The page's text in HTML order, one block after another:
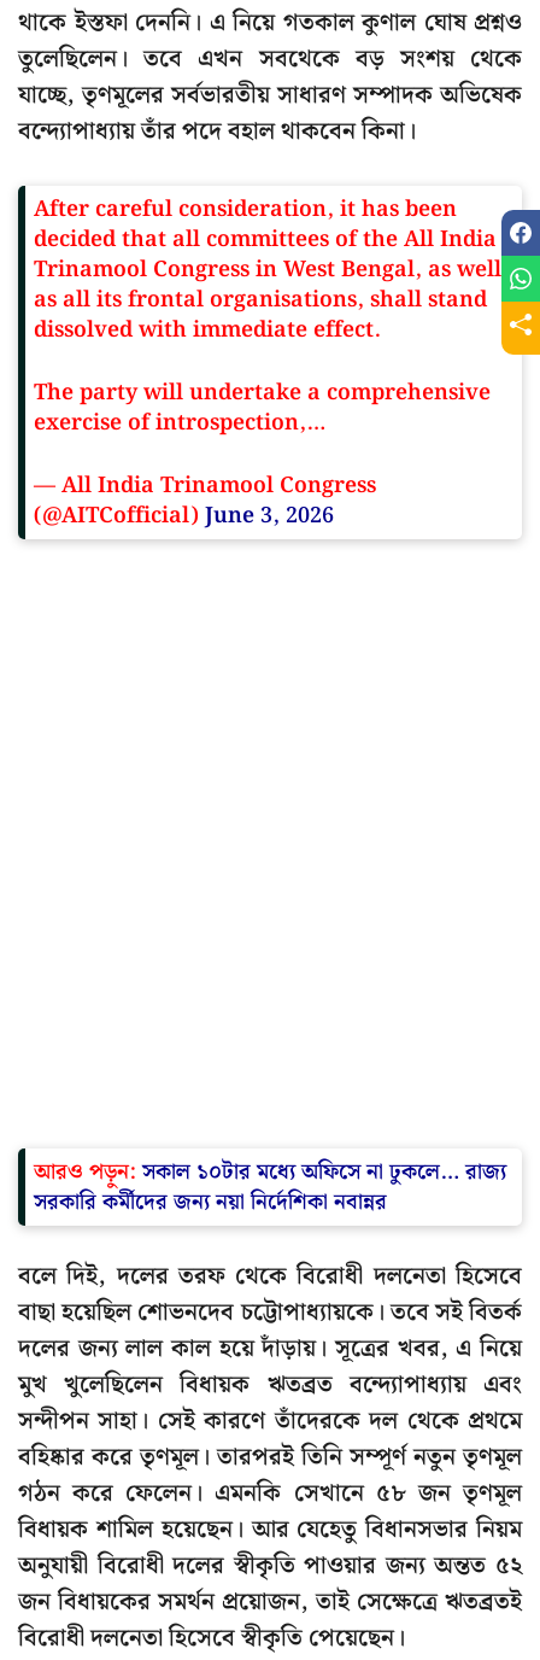
থাকে ইস্তফা দেননি। এ নিয়ে গতকাল কুণাল ঘোষ প্রশ্নও
তুলেছিলেন। তবে এখন সবথেকে বড় সংশয় থেকে
যাচ্ছে, তৃণমূলের সর্বভারতীয় সাধারণ সম্পাদক অভিষেক
বন্দ্যোপাধ্যায় তাঁর পদে বহাল থাকবেন কিনা।
After careful consideration, it has been
decided that all committees of the All India
Trinamool Congress in West Bengal, as well
as all its frontal organisations, shall stand
dissolved with immediate effect.
The party will undertake a comprehensive
exercise of introspection,…
— All India Trinamool Congress
(@AITCofficial) June 3, 2026
আরও পড়ুন:সকাল ১০টার মধ্যে অফিসে না ঢুকলে… রাজ্য
সরকারি কর্মীদের জন্য নয়া নির্দেশিকা নবান্নর
বলে দিই, দলের তরফ থেকে বিরোধী দলনেতা হিসেবে
বাছা হয়েছিল শোভনদেব চট্টোপাধ্যায়কে। তবে সই বিতর্ক
দলের জন্য লাল কাল হয়ে দাঁড়ায়। সূত্রের খবর, এ নিয়ে
মুখ খুলেছিলেন বিধায়ক ঋতব্রত বন্দ্যোপাধ্যায় এবং
সন্দীপন সাহা। সেই কারণে তাঁদেরকে দল থেকে প্রথমে
বহিষ্কার করে তৃণমূল। তারপরই তিনি সম্পূর্ণ নতুন তৃণমূল
গঠন করে ফেলেন। এমনকি সেখানে ৫৮ জন তৃণমূল
বিধায়ক শামিল হয়েছেন। আর যেহেতু বিধানসভার নিয়ম
অনুযায়ী বিরোধী দলের স্বীকৃতি পাওয়ার জন্য অন্তত ৫২
জন বিধায়কের সমর্থন প্রয়োজন, তাই সেক্ষেত্রে ঋতব্রতই
বিরোধী দলনেতা হিসেবে স্বীকৃতি পেয়েছেন।